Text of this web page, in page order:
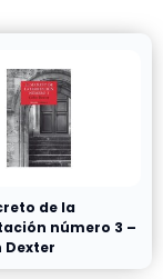
de la
número 3 –
Dexter